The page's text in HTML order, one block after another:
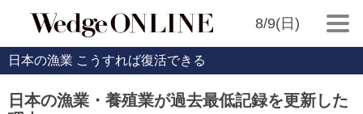
8/9(日)
日本の漁業 こうすれば復活できる
日本の漁業・養殖業が過去最低記録を更新した